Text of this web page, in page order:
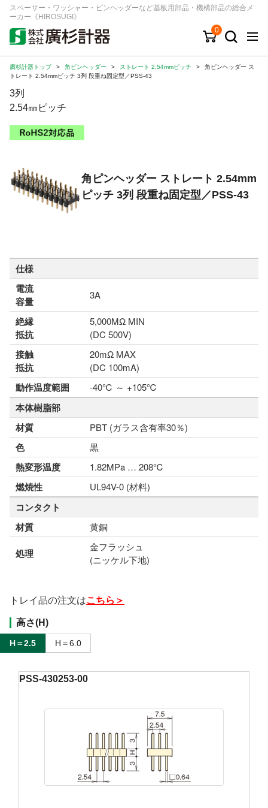
スペーサー・ワッシャー・ピンヘッダーなど基板用部品・機構部品の総合メ
ーカー《HIROSUGI》
0
キーワード 品番/シリーズ
商品カテゴリから探す
ジャンルから探す
シリーズから探す
ログイン
注文・見積りについて
会社情報
廣杉計器トップ > 角ピンヘッダー > ストレート 2.54mmピッチ >
角ピンヘッダー ス
トレート 2.54mmピッチ 3列 段重ね固定型／PSS-43
3列
2.54㎜ピッチ
角ピンヘッダー ストレート 2.54mm
ピッチ 3列 段重ね固定型／PSS-43
仕様
電流
容量
3A
絶縁
抵抗
5,000MΩ MIN
(DC 500V)
接触
抵抗
20mΩ MAX
(DC 100mA)
動作温度範囲 -40℃ ～ +105℃
本体樹脂部
材質
PBT (ガラス含有率30％)
色 黒
熱変形温度 1.82MPa … 208℃
燃焼性 UL94V-0 (材料)
コンタクト
材質
黄銅
処理
金フラッシュ
(ニッケル下地)
トレイ品の注文はこちら＞
高さ(H)
H＝2.5 H＝6.0
PSS-430253-00